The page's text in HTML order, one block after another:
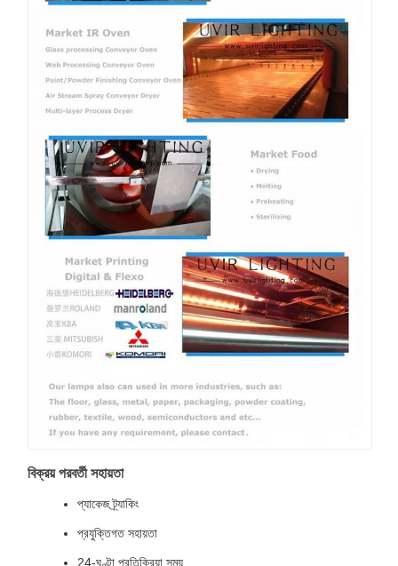
বিক্রয় পরবর্তী সহায়তা
প্যাকেজ ট্র্যাকিং
প্রযুক্তিগত সহায়তা
24-ঘণ্টা প্রতিক্রিয়া সময়